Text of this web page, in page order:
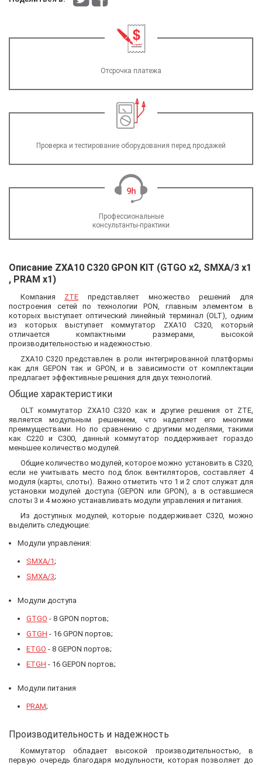
Отсрочка платежа
Проверка и тестирование оборудования перед продажей
Профессиональные
консультанты-практики
Описание ZXA10 C320 GPON KIT (GTGO x2, SMXA/3 x1
, PRAM x1)
Компания ZTE представляет множество решений для
построения сетей по технологии PON, главным элементом в
которых выступает оптический линейный терминал (OLT), одним
из которых выступает коммутатор ZXA10 C320, который
отличается компактными размерами, высокой
производительностью и надежностью.
ZXA10 C320 представлен в роли интегрированной платформы
как для GEPON так и GPON, и в зависимости от комплектации
предлагает эффективные решения для двух технологий.
Общие характеристики
OLT коммутатор ZXA10 C320 как и другие решения от ZTE,
является модульным решением, что наделяет его многими
преимуществами. Но по сравнению с другими моделями, такими
как С220 и С300, данный коммутатор поддерживает гораздо
меньшее количество модулей.
Общие количество модулей, которое можно установить в C320,
если не учитывать место под блок вентиляторов, составляет 4
модуля (карты, слоты). Важно отметить что 1 и 2 слот служат для
установки модулей доступа (GEPON или GPON), а в оставшиеся
слоты 3 и 4 можно устанавливать модули управления и питания.
Из доступных модулей, которые поддерживает С320, можно
выделить следующие:
Модули управления:
SMXA/1;
SMXA/3;
Модули доступа
GTGO - 8 GPON портов;
GTGH - 16 GPON портов;
ETGO - 8 GEPON портов;
ETGH - 16 GEPON портов;
Модули питания
PRAM;
Производительность и надежность
Коммутатор обладает высокой производительностью, в
первую очередь благодаря модульности, которая позволяет до